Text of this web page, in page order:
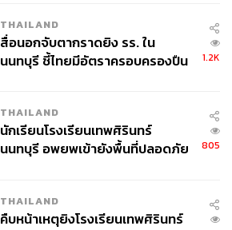
THAILAND
สื่อนอกจับตากราดยิง รร. ใน
นนทบุรี ชี้ไทยมีอัตราครอบครองปืน
1.2K
THAILAND
นักเรียนโรงเรียนเทพศิรินทร์
นนทบุรี อพยพเข้ายังพื้นที่ปลอดภัย
805
THAILAND
คืบหน้าเหตุยิงโรงเรียนเทพศิรินทร์